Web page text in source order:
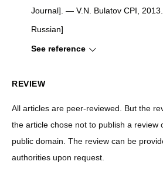
Journal]. — V.N. Bulatov CPI,
Russian]
See reference
REVIEW
All articles are peer-reviewed. But the
the article chose not to publish a review
public domain. The review can be
authorities upon request.